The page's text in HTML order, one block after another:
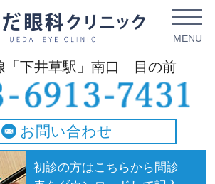
「下井草駅」南口 目の前
お問い合わせ
初診の方はこちらから問診